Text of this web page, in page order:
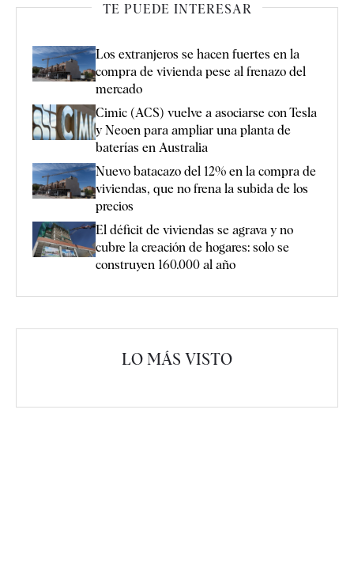
TE PUEDE INTERESAR
Los extranjeros se hacen fuertes en la
compra de vivienda pese al frenazo del
mercado
Cimic (ACS) vuelve a asociarse con Tesla
y Neoen para ampliar una planta de
baterías en Australia
Nuevo batacazo del 12% en la compra de
viviendas, que no frena la subida de los
precios
El déficit de viviendas se agrava y no
cubre la creación de hogares: solo se
construyen 160.000 al año
LO MÁS VISTO